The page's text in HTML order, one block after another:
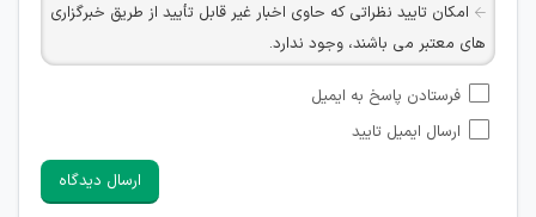
امکان تایید نظراتی که حاوی اخبار غیر قابل تأیید از طریق خبرگزاری
های معتبر می باشند، وجود ندارد.
شبکه های مجازی ارتباطی می باشند وجود ندارد.
امکان تأیید نظرات کاربرانی که به هر طریقی قصد مأیوس کردن
هرگونه تحریک، تحقیر و کنایه به سایر افراد (مسئول و غیر مسئول)
فرستادن پاسخ به ایمیل
ارسال ایمیل تایید
ارسال دیدگاه